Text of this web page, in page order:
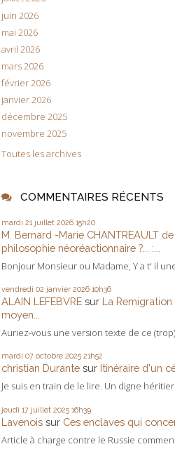
juin 2026
mai 2026
avril 2026
mars 2026
février 2026
janvier 2026
décembre 2025
novembre 2025
Toutes les archives
COMMENTAIRES RÉCENTS
mardi 21 juillet 2026 15h20
M. Bernard -Marie CHANTREAULT de
philosophie néoréactionnaire ?... :...
Bonjour Monsieur ou Madame, Y a t' il
vendredi 02 janvier 2026 10h36
ALAIN LEFEBVRE sur La
moyen...
Auriez-vous une version texte de ce
mardi 07 octobre 2025 21h52
christian Durante sur Itinéraire d'un
Je suis en train de le lire. Un digne
jeudi 17 juillet 2025 16h39
Lavenois sur Ces enclaves qui
Article à charge contre le Russie